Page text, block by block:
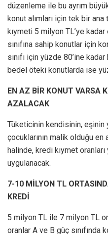
düzenleme ile bu ayrım
konut alımları için tek bir
kıymeti 5 milyon TL’ye
sınıfına sahip konutlar için
sınıfı için yüzde 80’ine
bedel öteki konutlarda ise
EN AZ BİR KONUT VARSA
AZALACAK
Tüketicinin kendisinin, eşinin
çocuklarının malik olduğu en
halinde, kredi kıymet
uygulanacak.
7-10 MİLYON TL
KREDİ
5 milyon TL ile 7 milyon TL
oranlar A ve B güç sınıfında